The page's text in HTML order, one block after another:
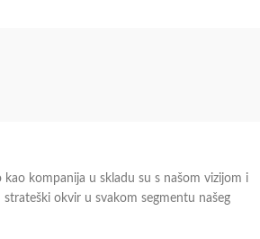
kompanija u skladu su s našom vizijom i
okvir u svakom segmentu našeg